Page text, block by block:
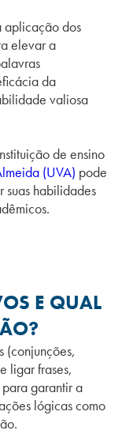
aplicação dos
elevar a
da
valiosa
de ensino
(UVA) pode
suas habilidades
E QUAL
(conjunções,
ligar frases,
garantir a
lógicas como